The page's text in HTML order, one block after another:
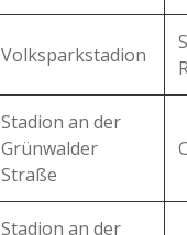
Volksparkstadion
Stadion an der
Grünwalder
Straße
Stadion an der